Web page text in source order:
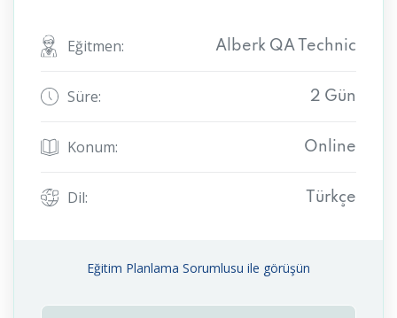
Eğitmen: Alberk QA Technic
Süre: 2 Gün
Konum: Online
Dil: Türkçe
Eğitim Planlama Sorumlusu ile görüşün